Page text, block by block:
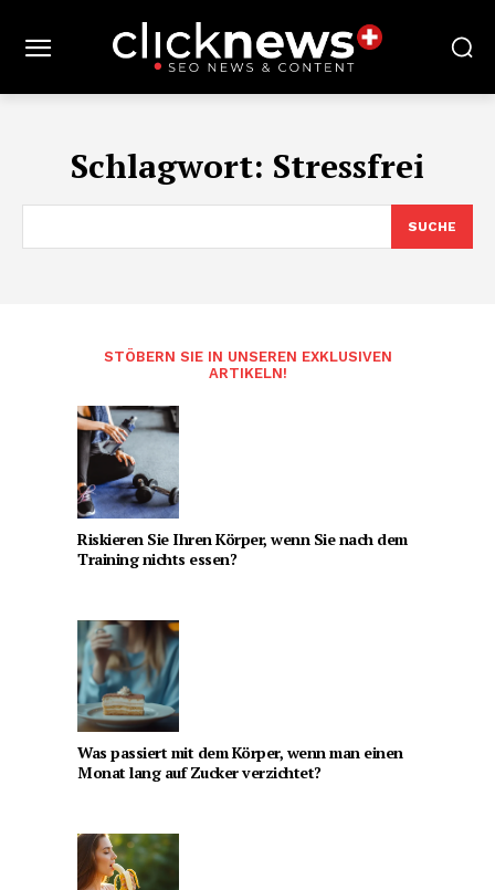
Schlagwort: Stressfrei
SUCHE
STÖBERN SIE IN UNSEREN EXKLUSIVEN
ARTIKELN!
Riskieren Sie Ihren Körper, wenn Sie nach dem
Training nichts essen?
Was passiert mit dem Körper, wenn man einen
Monat lang auf Zucker verzichtet?